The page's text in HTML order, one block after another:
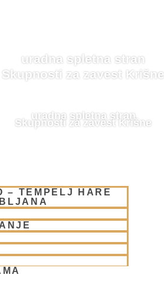
uradna spletna stran
Skupnosti za zavest Krišne
uradna spletna stran
Skupnosti za zavest Krišne
– TEMPELJ HARE